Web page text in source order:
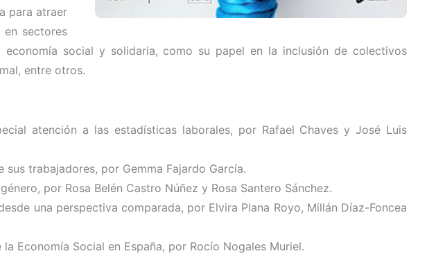
para atraer
sectores
social y solidaria, como su papel en la inclusión de colectivos
entre otros.
atención a las estadísticas laborales, por Rafael Chaves y José Luis
trabajadores, por Gemma Fajardo García.
por Rosa Belén Castro Núñez y Rosa Santero Sánchez.
una perspectiva comparada, por Elvira Plana Royo, Millán Díaz-Foncea
Economía Social en España, por Rocío Nogales Muriel.